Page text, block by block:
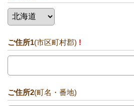
ご住所1(市区町村郡) !
ご住所2(町名・番地)